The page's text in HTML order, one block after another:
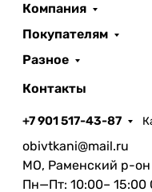
Компания
Покупателям
Разное
Контакты
+7 901 517-43-87
obivtkani@mail.ru
МО, Раменский р-он
Пн—Пт: 10:00– 15:00